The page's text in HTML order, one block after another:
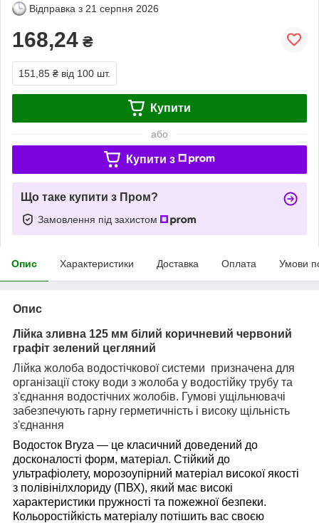
Відправка з 21 серпня 2026
168,24 ₴
151,85 ₴ від 100 шт.
Купити
або
Купити з
Що таке купити з Пром?
Замовлення під захистом
Опис Характеристики Доставка Оплата Умови
Опис
Лійка зливна 125 мм білий коричневий червоний
графіт зелений цегляний
Лійка жолоба водостічкової системи призначена для
організації стоку води з жолоба у водостійку трубу та
з'єднання водостічних жолобів. Гумові ущільнювачі
забезпечують гарну герметичність і високу щільність
з'єднання
Водосток Bryza — це класичний доведений до
досконалості форм, матеріал. Стійкий до
ультрафіолету, морозоупірний матеріал високої якості
з полівінілхлориду (ПВХ), який має високі
характеристики пружності та пожежної безпеки.
Кольоростійкість матеріалу потішить вас своєю